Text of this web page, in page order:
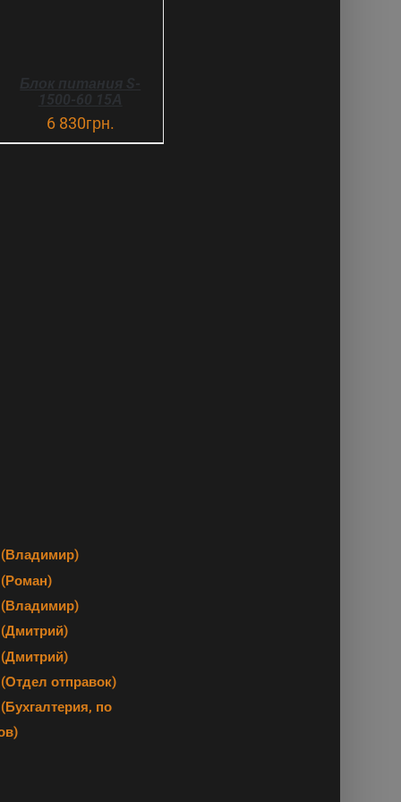
Блок питания S-
1500-60 15А
6 830грн.
(Владимир)
(Роман)
(Владимир)
(Дмитрий)
отправок)
(Бухгалтерия, по